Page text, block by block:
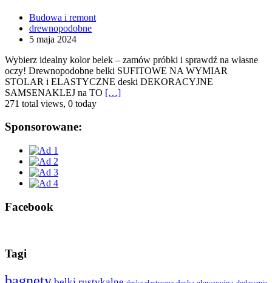
Budowa i remont
drewnopodobne
5 maja 2024
Wybierz idealny kolor belek – zamów próbki i sprawdź na własne
oczy! Drewnopodobne belki SUFITOWE NA WYMIAR
STOLAR i ELASTYCZNE deski DEKORACYJNE
SAMSENAKLEJ na TO […]
271 total views, 0 today
Sponsorowane:
Facebook
Tagi